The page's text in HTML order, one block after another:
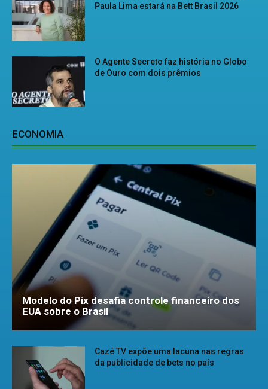
Paula Lima estará na Bett Brasil 2026
O Agente Secreto faz história no Globo
de Ouro com dois prêmios
ECONOMIA
Modelo do Pix desafia controle financeiro dos
EUA sobre o Brasil
Cazé TV expõe uma lacuna nas regras
da publicidade de bets no país